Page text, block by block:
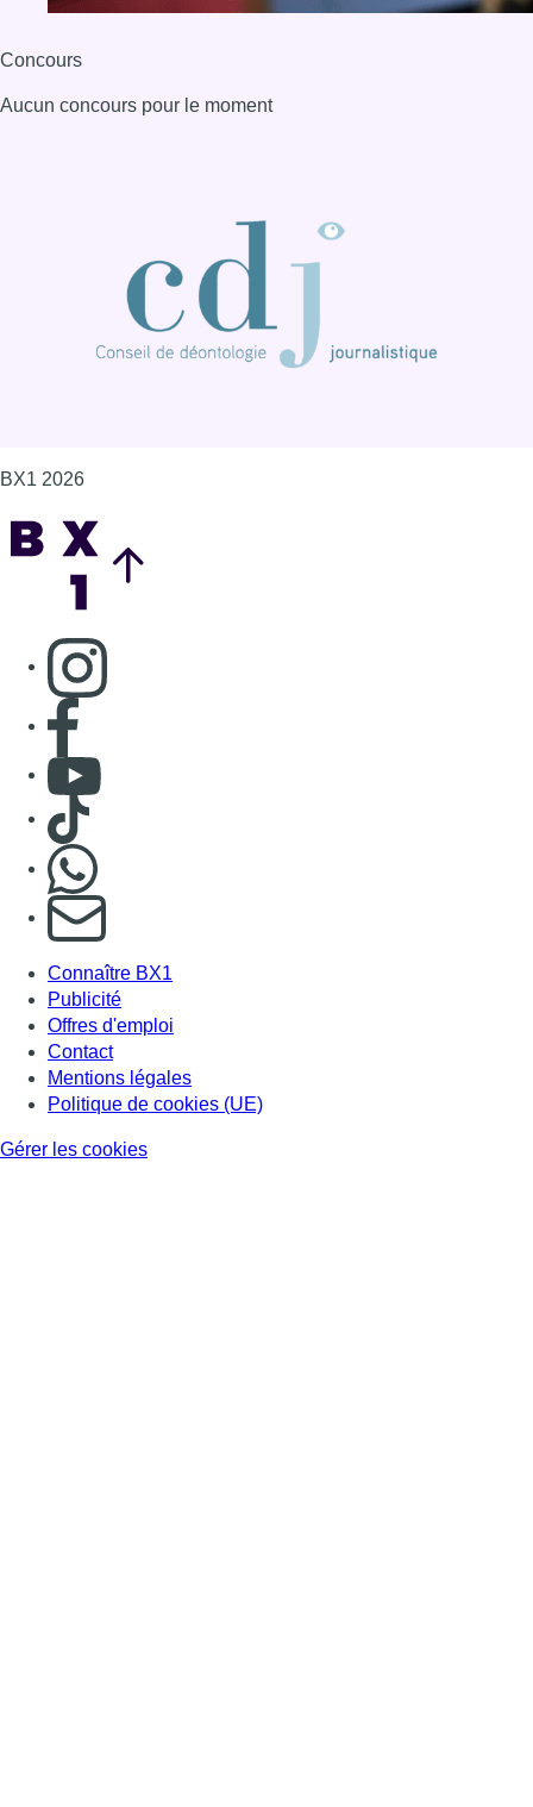
Concours
Aucun concours pour le moment
BX1 2026
Consulter page Instagram
Consulter page Facebook
Consulter Youtube
Consulter TikTok
S'abonner à notre newsletter
Connaître BX1
Publicité
Offres d'emploi
Contact
Mentions légales
Politique de cookies (UE)
Gérer les cookies